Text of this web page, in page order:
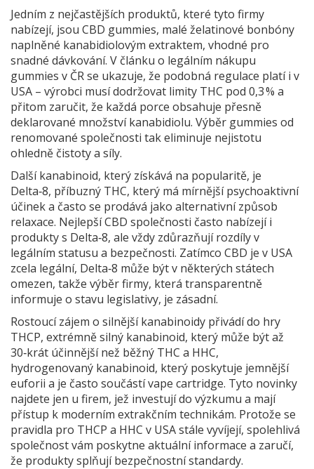
Jedním z nejčastějších produktů, které tyto firmy
nabízejí, jsou CBD gummies, malé želatinové bonbóny
naplněné kanabidiolovým extraktem, vhodné pro
snadné dávkování. V článku o legálním nákupu
gummies v ČR se ukazuje, že podobná regulace platí i v
USA – výrobci musí dodržovat limity THC pod 0,3 % a
přitom zaručit, že každá porce obsahuje přesně
deklarované množství kanabidiolu. Výběr gummies od
renomované společnosti tak eliminuje nejistotu
ohledně čistoty a síly.
Další kanabinoid, který získává na popularitě, je
Delta‑8, příbuzný THC, který má mírnější psychoaktivní
účinek a často se prodává jako alternativní způsob
relaxace. Nejlepší CBD společnosti často nabízejí i
produkty s Delta‑8, ale vždy zdůrazňují rozdíly v
legálním statusu a bezpečnosti. Zatímco CBD je v USA
zcela legální, Delta‑8 může být v některých státech
omezen, takže výběr firmy, která transparentně
informuje o stavu legislativy, je zásadní.
Rostoucí zájem o silnější kanabinoidy přivádí do hry
THCP, extrémně silný kanabinoid, který může být až
30‑krát účinnější než běžný THC a HHC,
hydrogenovaný kanabinoid, který poskytuje jemnější
euforii a je často součástí vape cartridge. Tyto novinky
najdete jen u firem, jež investují do výzkumu a mají
přístup k moderním extrakčním technikám. Protože se
pravidla pro THCP a HHC v USA stále vyvíjejí, spolehlivá
společnost vám poskytne aktuální informace a zaručí,
že produkty splňují bezpečnostní standardy.